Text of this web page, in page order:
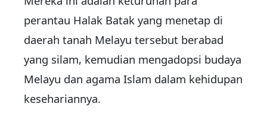
perantau Halak Batak yang menetap di
daerah tanah Melayu tersebut berabad
yang silam, kemudian mengadopsi budaya
Melayu dan agama Islam dalam kehidupan
kesehariannya.